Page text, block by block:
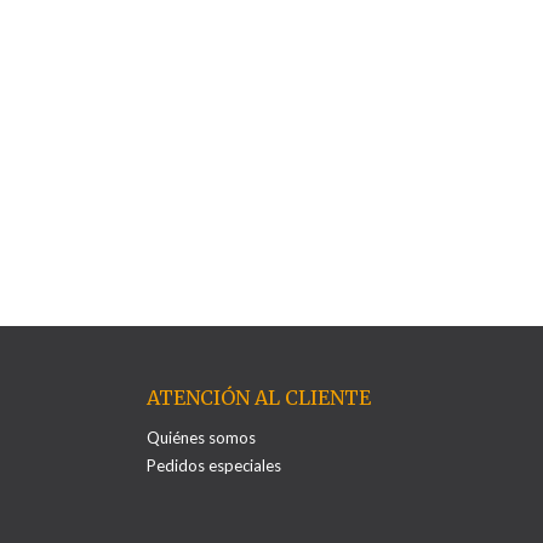
ATENCIÓN AL CLIENTE
Quiénes somos
Pedidos especiales